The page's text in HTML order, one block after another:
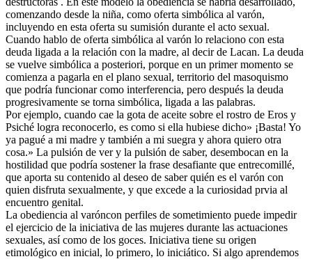
comenzando desde la niña, como oferta simbólica al varón,
incluyendo en esta oferta su sumisión durante el acto sexual.
Cuando hablo de oferta simbólica al varón lo relaciono con esta
deuda ligada a la relación con la madre, al decir de Lacan. La deuda
se vuelve simbólica a posteriori, porque en un primer momento se
comienza a pagarla en el plano sexual, territorio del masoquismo
que podría funcionar como interferencia, pero después la deuda
progresivamente se torna simbólica, ligada a las palabras.
Por ejemplo, cuando cae la gota de aceite sobre el rostro de Eros y
Psiché logra reconocerlo, es como si ella hubiese dicho» ¡Basta! Yo
ya pagué a mi madre y también a mi suegra y ahora quiero otra
cosa.» La pulsión de ver y la pulsión de saber, desembocan en la
hostilidad que podría sostener la frase desafiante que entrecomillé,
que aporta su contenido al deseo de saber quién es el varón con
quien disfruta sexualmente, y que excede a la curiosidad prvia al
encuentro genital.
La obediencia al varóncon perfiles de sometimiento puede impedir
el ejercicio de la iniciativa de las mujeres durante las actuaciones
sexuales, así como de los goces. Iniciativa tiene su origen
etimológico en inicial, lo primero, lo iniciático. Si algo aprendemos